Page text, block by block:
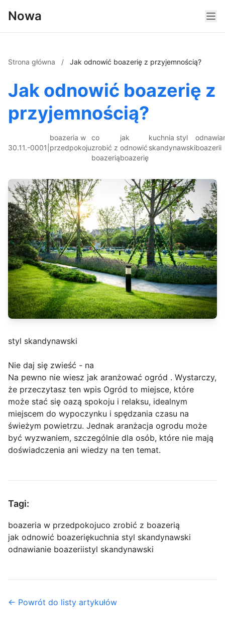
Nowa
Strona główna / Jak odnowić boazerię z przyjemnością?
Jak odnowić boazerię z
przyjemnością?
30.11.-0001
boazeria w
przedpokoju
co
zrobić z
boazerią
jak
odnowić
boazerię
kuchnia styl
skandynawskiboazerii
styl skandynawski
Nie daj się zwieść - na
Na pewno nie wiesz jak aranżować ogród . Wystarczy,
że przeczytasz ten wpis Ogród to miejsce, które
może stać się oazą spokoju i relaksu, idealnym
miejscem do wypoczynku i spędzania czasu na
świeżym powietrzu. Jednak aranżacja ogrodu może
być wyzwaniem, szczególnie dla osób, które nie mają
doświadczenia ani wiedzy na ten temat.
Tagi:
boazeria w przedpokojuco zrobić z boazerią
jak odnowić boazeriękuchnia styl skandynawski
odnawianie boazeriistyl skandynawski
← Powrót do listy artykułów